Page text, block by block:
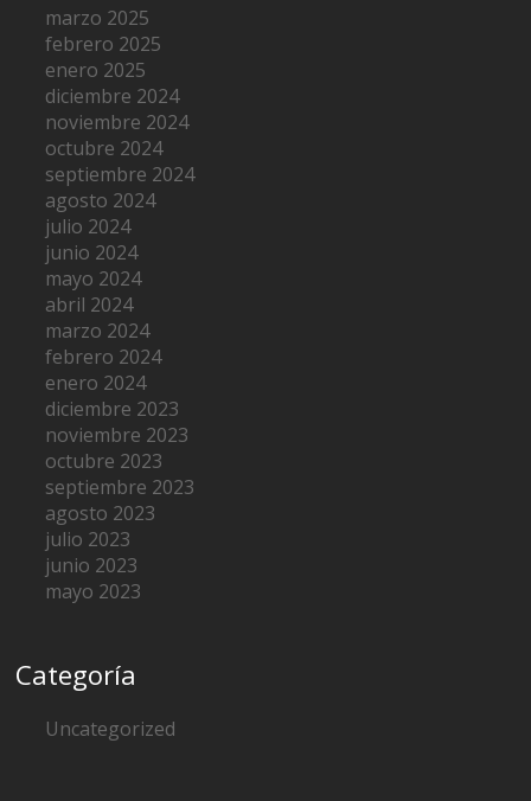
marzo 2025
febrero 2025
enero 2025
diciembre 2024
noviembre 2024
octubre 2024
septiembre 2024
agosto 2024
julio 2024
junio 2024
mayo 2024
abril 2024
marzo 2024
febrero 2024
enero 2024
diciembre 2023
noviembre 2023
octubre 2023
septiembre 2023
agosto 2023
julio 2023
junio 2023
mayo 2023
Categoría
Uncategorized